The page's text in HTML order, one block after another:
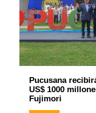
Pucusana
US$ 1000
Fujimori